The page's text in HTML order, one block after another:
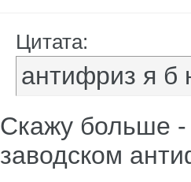
Цитата:
антифриз я б
Скажу больше -
заводском